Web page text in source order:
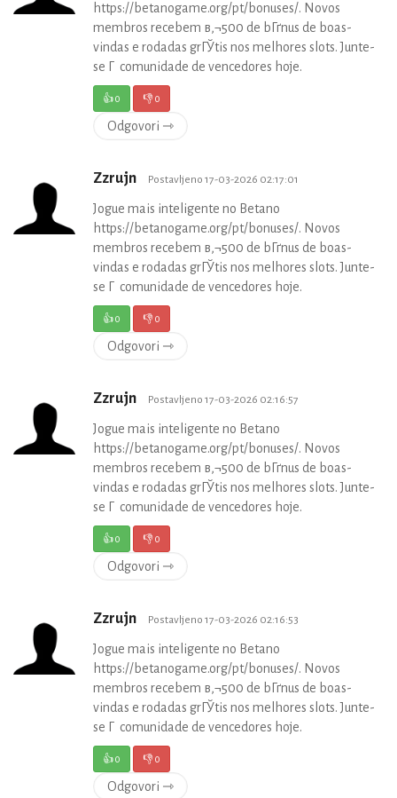
https://betanogame.org/pt/bonuses/. Novos
membros recebem в‚¬500 de bГґnus de boas-
vindas e rodadas grГЎtis nos melhores slots. Junte-
se Г comunidade de vencedores hoje.
👍0 👎0
Odgovori ⇾
Zzrujn Postavljeno 17-03-2026 02:17:01
Jogue mais inteligente no Betano
https://betanogame.org/pt/bonuses/. Novos
membros recebem в‚¬500 de bГґnus de boas-
vindas e rodadas grГЎtis nos melhores slots. Junte-
se Г comunidade de vencedores hoje.
👍0 👎0
Odgovori ⇾
Zzrujn Postavljeno 17-03-2026 02:16:57
Jogue mais inteligente no Betano
https://betanogame.org/pt/bonuses/. Novos
membros recebem в‚¬500 de bГґnus de boas-
vindas e rodadas grГЎtis nos melhores slots. Junte-
se Г comunidade de vencedores hoje.
👍0 👎0
Odgovori ⇾
Zzrujn Postavljeno 17-03-2026 02:16:53
Jogue mais inteligente no Betano
https://betanogame.org/pt/bonuses/. Novos
membros recebem в‚¬500 de bГґnus de boas-
vindas e rodadas grГЎtis nos melhores slots. Junte-
se Г comunidade de vencedores hoje.
👍0 👎0
Odgovori ⇾